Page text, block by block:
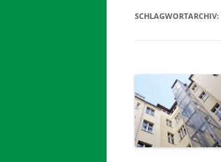
SCHLAGWORTARCHIV: